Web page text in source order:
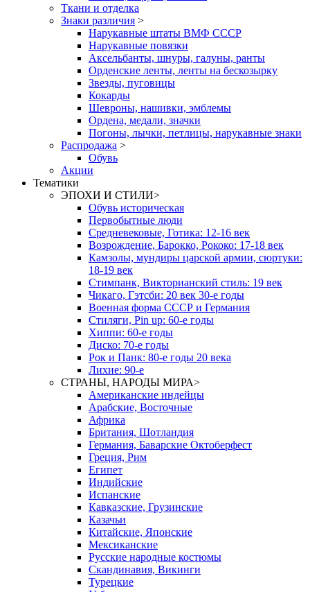
Ткани и отделка
Знаки различия >
Нарукавные штаты ВМФ СССР
Нарукавные повязки
Аксельбанты, шнуры, галуны, ранты
Орденские ленты, ленты на бескозырку
Звезды, пуговицы
Кокарды
Шевроны, нашивки, эмблемы
Ордена, медали, значки
Погоны, лычки, петлицы, нарукавные знаки
Распродажа >
Обувь
Акции
Тематики
ЭПОХИ И СТИЛИ>
Обувь историческая
Первобытные люди
Средневековые, Готика: 12-16 век
Возрождение, Барокко, Рококо: 17-18 век
Камзолы, мундиры царской армии, сюртуки:
18-19 век
Стимпанк, Викторианский стиль: 19 век
Чикаго, Гэтсби: 20 век 30-е годы
Военная форма СССР и Германия
Стиляги, Pin up: 60-е годы
Хиппи: 60-е годы
Диско: 70-е годы
Рок и Панк: 80-е годы 20 века
Лихие: 90-е
СТРАНЫ, НАРОДЫ МИРА>
Американские индейцы
Арабские, Восточные
Африка
Британия, Шотландия
Германия, Баварские Октоберфест
Греция, Рим
Египет
Индийские
Испанские
Кавказские, Грузинские
Казачьи
Китайские, Японские
Мексиканские
Русские народные костюмы
Скандинавия, Викинги
Турецкие